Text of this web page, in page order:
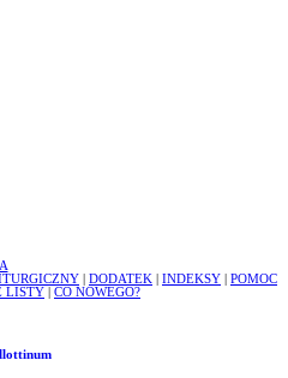
DODATEK INDEKSY
POMOC
LISTY CO NOWEGO?